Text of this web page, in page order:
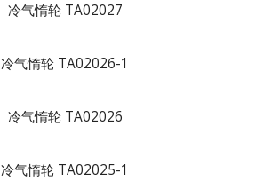
冷气惰轮 TA02027
冷气惰轮 TA02026-1
冷气惰轮 TA02026
冷气惰轮 TA02025-1